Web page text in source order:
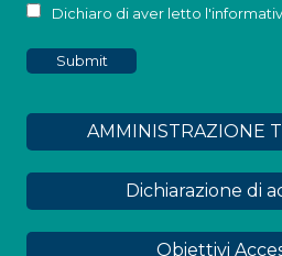
Dichiaro di aver letto
AMMINISTRAZIONE
Dichiarazione di
Obiettivi